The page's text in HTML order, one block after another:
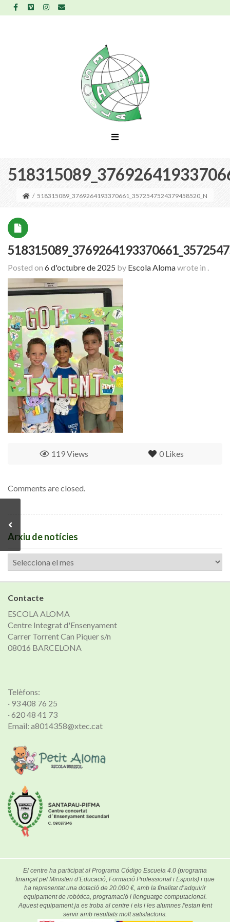
/ 518315089_3769264193370661_3572547524379458520_N
Posted on 6 d'octubre de 2025 by Escola Alomawrote in .
0 Likes
119 Views
Comments are closed.
Arxiu de notícies
Arxiu
de
notícies
Contacte
ESCOLA ALOMA
Centre Integrat d'Ensenyament
Carrer Torrent Can Piquer s/n
08016 BARCELONA
Telèfons:
· 93 408 76 25
· 620 48 41 73
Email: a8014358@xtec.cat
El centre ha participat al Programa Código Escuela 4.0 (programa
finançat pel Ministeri d’Educació, Formació Professional i Esports) i que
ha representat una dotació de 20.000 €, amb la finalitat d’adquirir
equipament de robòtica, programació i llenguatge computacional.
Aquest equipament ja es troba al centre i els i les alumnes l'estan fent
servir amb resultats molt satisfactoris.